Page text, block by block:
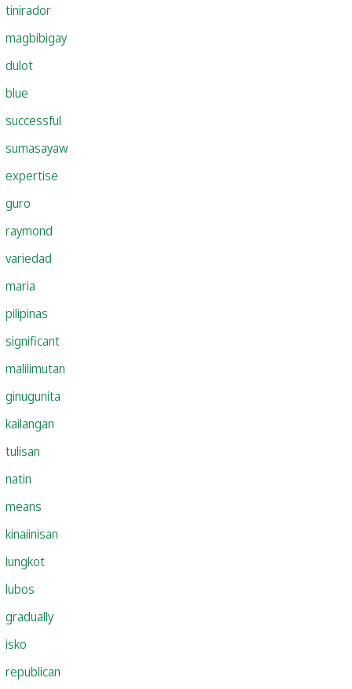
tinirador
magbibigay
dulot
blue
successful
sumasayaw
expertise
guro
raymond
variedad
maria
pilipinas
significant
malilimutan
ginugunita
kailangan
tulisan
natin
means
kinaiinisan
lungkot
lubos
gradually
isko
republican